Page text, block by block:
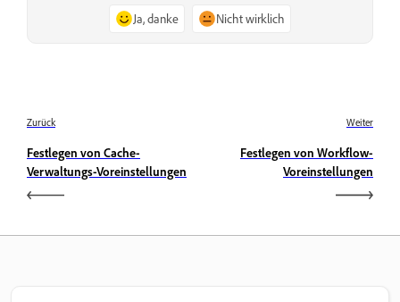
Ja, danke Nicht wirklich
Zurück
Festlegen von Cache-
Verwaltungs-Voreinstellungen
Weiter
Festlegen von Workflow-
Voreinstellungen